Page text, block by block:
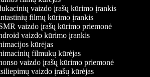
vaizdo įrašų kūrimo įrankis
filmų kūrimo įrankis
vaizdo įrašų kūrimo priemonė
vaizdo kūrimo įrankis
kūrėjas
filmukų kūrėjas
vaizdo įrašų kūrimo priemonė
vaizdo įrašų kūrėjas